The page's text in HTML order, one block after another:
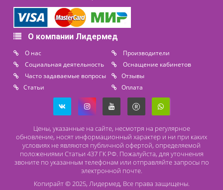
Расходные материалы
Lidermed.rf@yandex.ru
Адрес
Способы оплаты
Безналичный расчет
Наличный расчет
Оплата банковской картой
О компании Лидермед
O нас Производители
Социальная деятельность Оснащение кабинетов
Часто задаваемые вопросы Отзывы